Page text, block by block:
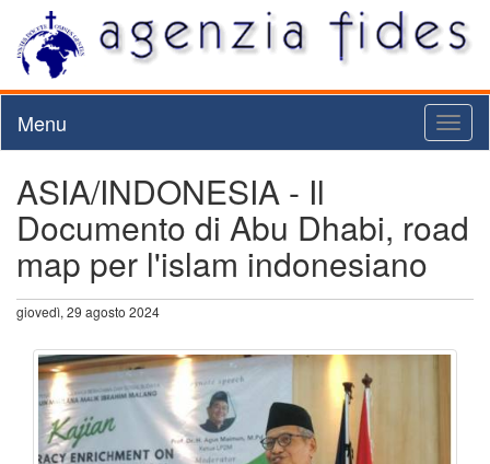
Menu
ASIA/INDONESIA - Il
Documento di Abu Dhabi, road
map per l'islam indonesiano
giovedì, 29 agosto 2024